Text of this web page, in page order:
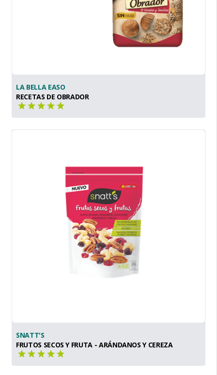
LA BELLA EASO
RECETAS DE OBRADOR
SNATT'S
FRUTOS SECOS Y FRUTA - ARÁNDANOS Y CEREZA